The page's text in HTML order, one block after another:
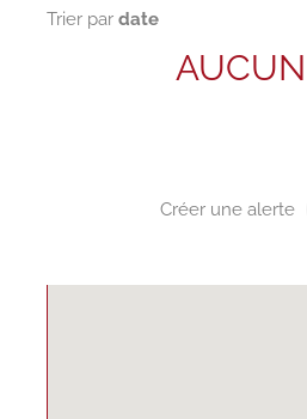
Trier par
Créer une alerte